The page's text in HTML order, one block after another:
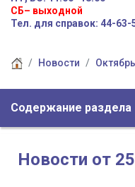
СБ– выходной
Тел. для справок: 44-63-
Новости
Содержание раздела
Новости от